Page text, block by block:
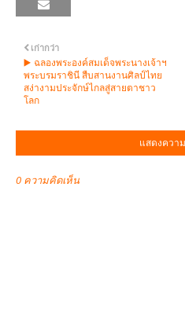
เก่ากว่า
▶️ ฉลองพระองค์สมเด็จพระนางเจ้าฯ
พระบรมราชินี สืบสานงานศิลป์ไทย
สง่างามประจักษ์ไกลสู่สายตาชาว
โลก
แสดงควา
0 ความคิดเห็น